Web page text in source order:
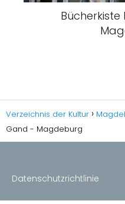
Verzeichnis der Kultur
Gand - Magdeburg
Datenschutzrichtlinie